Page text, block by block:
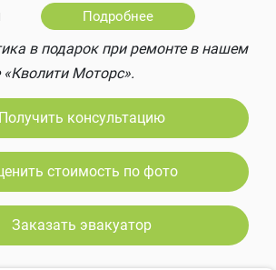
Подробнее
в подарок при ремонте в нашем
«Кволити Моторс».
Получить консультацию
стоимость по фото
Заказать эвакуатор